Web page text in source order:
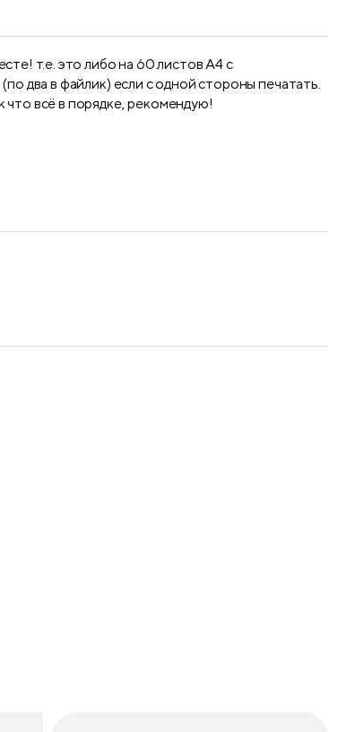
т.е. это либо на 60 листов А4 с
два в файлик) если с одной стороны печатать.
всё в порядке, рекомендую!